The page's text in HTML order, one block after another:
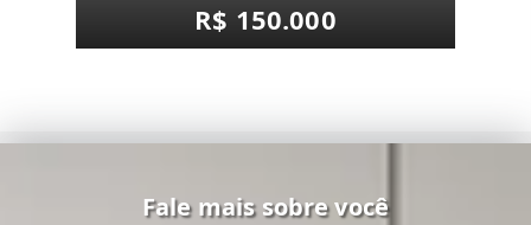
R$ 150.000
Fale mais sobre você